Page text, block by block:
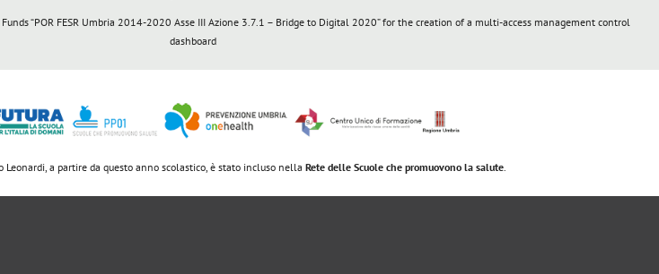
“POR FESR Umbria 2014-2020 Asse III Azione 3.7.1 – Bridge to Digital 2020” for the creation of a multi-access management control
dashboard
Leonardi, a partire da questo anno scolastico, è stato incluso nella Rete delle Scuole che promuovono la salute.